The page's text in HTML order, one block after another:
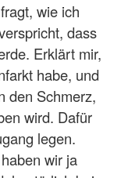
wie ich
dass
Erklärt mir,
habe, und
den Schmerz,
wird. Dafür
legen.
wir ja